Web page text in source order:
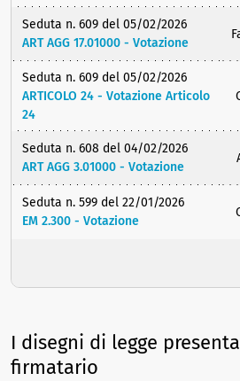
Seduta n. 609 del 05/02/2026
ART AGG 17.01000 - Votazione
Seduta n. 609 del 05/02/2026
ARTICOLO 24 - Votazione Articolo
24
Seduta n. 608 del 04/02/2026
ART AGG 3.01000 - Votazione
Seduta n. 599 del 22/01/2026
EM 2.300 - Votazione
I disegni di legge
firmatario